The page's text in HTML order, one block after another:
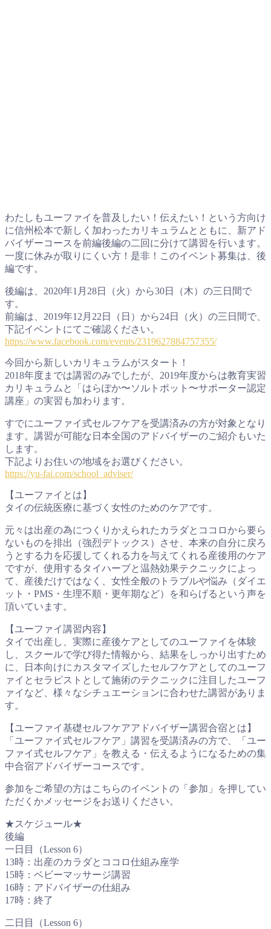
わたしもユーファイを普及したい！伝えたい！という方向け
に信州松本で新しく加わったカリキュラムとともに、新アド
バイザーコースを前編後編の二回に分けて講習を行います。
一度に休みが取りにくい方！是非！このイベント募集は、後
編です。
後編は、2020年1月28日（火）から30日（木）の三日間で
す。
前編は、2019年12月22日（日）から24日（火）の三日間で、
下記イベントにてご確認ください。
https://www.facebook.com/events/2319627884757355/
今回から新しいカリキュラムがスタート！
2018年度までは講習のみでしたが、2019年度からは教育実習
カリキュラムと「はらぽか〜ソルトポット〜サポーター認定
講座」の実習も加わります。
すでにユーファイ式セルフケアを受講済みの方が対象となり
ます。講習が可能な日本全国のアドバイザーのご紹介もいた
します。
下記よりお住いの地域をお選びください。
https://yu-fai.com/school_adviser/
【ユーファイとは】
タイの伝統医療に基づく女性のためのケアです。
元々は出産の為につくりかえられたカラダとココロから要ら
ないものを排出（強烈デトックス）させ、本来の自分に戻ろ
うとする力を応援してくれる力を与えてくれる産後用のケア
ですが、使用するタイハーブと温熱効果テクニックによっ
て、産後だけではなく、女性全般のトラブルや悩み（ダイエ
ット・PMS・生理不順・更年期など）を和らげるという声を
頂いています。
【ユーファイ講習内容】
タイで出産し、実際に産後ケアとしてのユーファイを体験
し、スクールで学び得た情報から、結果をしっかり出すため
に、日本向けにカスタマイズしたセルフケアとしてのユーフ
ァイとセラピストとして施術のテクニックに注目したユーフ
ァイなど、様々なシチュエーションに合わせた講習がありま
す。
【ユーファイ基礎セルフケアアドバイザー講習合宿とは】
「ユーファイ式セルフケア」講習を受講済みの方で、「ユー
ファイ式セルフケア」を教える・伝えるようになるための集
中合宿アドバイザーコースです。
参加をご希望の方はこちらのイベントの「参加」を押してい
ただくかメッセージをお送りください。
★スケジュール★
後編
一日目（Lesson 6）
13時：出産のカラダとココロ仕組み座学
15時：ベビーマッサージ講習
16時：アドバイザーの仕組み
17時：終了
二日目（Lesson 6）